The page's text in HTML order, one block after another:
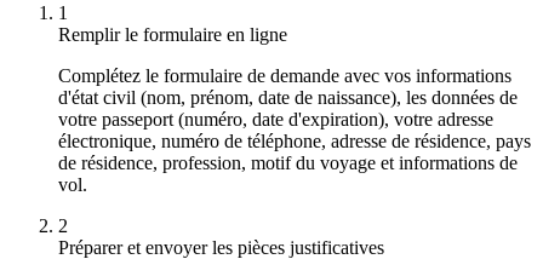
1
Remplir le formulaire en ligne
Complétez le formulaire de demande avec vos informations
d'état civil (nom, prénom, date de naissance), les données de
votre passeport (numéro, date d'expiration), votre adresse
électronique, numéro de téléphone, adresse de résidence, pays
de résidence, profession, motif du voyage et informations de
vol.
2
Préparer et envoyer les pièces justificatives